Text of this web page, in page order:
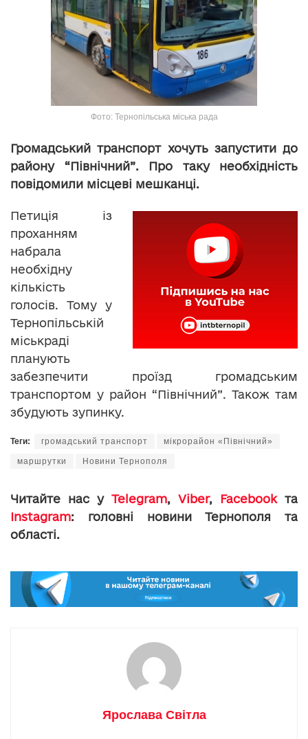
Фото: Тернопільська міська рада
Громадський транспорт хочуть запустити до
району “Північний”. Про таку необхідність
повідомили місцеві мешканці.
Петиція із
проханням
набрала
необхідну
кількість
голосів. Тому у
Тернопільській
міськраді
планують
забезпечити проїзд громадським
транспортом у район “Північний”. Також там
збудують зупинку.
Теги: громадський транспорт мікрорайон «Північний»
маршрутки Новини Тернополя
Читайте нас у Telegram, Viber, Facebookта
Instagram: головні новини Тернополя та
області.
Ярослава Світла